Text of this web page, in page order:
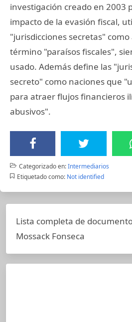
investigación creado en 2003
impacto de la evasión fiscal,
"jurisdicciones secretas"
término "paraísos fiscales",
usado. Además define las
secreto" como naciones que
para atraer flujos financieros
abusivos".
Categorizado en:Intermediarios
Etiquetado como: Not identified
Lista completa de
Mossack Fonseca